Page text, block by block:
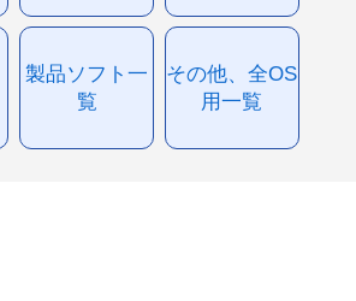
製品ソフト一
覧
その他、全OS
用一覧